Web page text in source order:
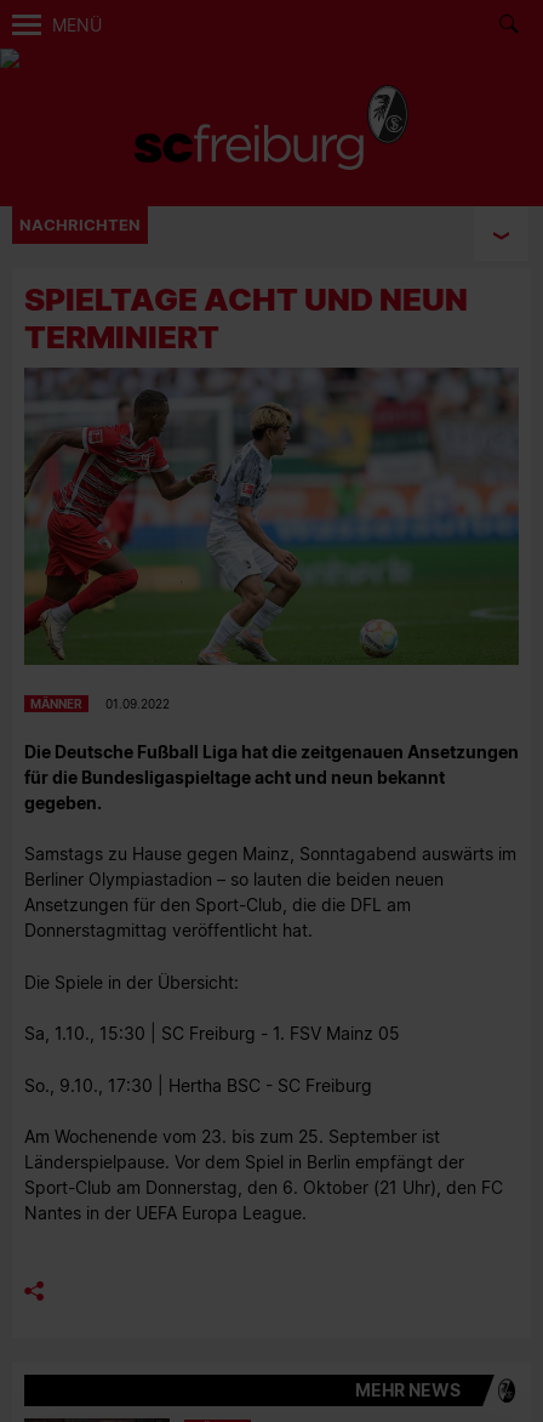
MENÜ
NACHRICHTEN
SPIELTAGE ACHT UND NEUN
TERMINIERT
MÄNNER 01.09.2022
Die Deutsche Fußball Liga hat die zeitgenauen Ansetzungen
für die Bundesligaspieltage acht und neun bekannt
gegeben.
Samstags zu Hause gegen Mainz, Sonntagabend auswärts im
Berliner Olympiastadion – so lauten die beiden neuen
Ansetzungen für den Sport-Club, die die DFL am
Donnerstagmittag veröffentlicht hat.
Die Spiele in der Übersicht:
Sa, 1.10., 15:30 | SC Freiburg - 1. FSV Mainz 05
So., 9.10., 17:30 | Hertha BSC - SC Freiburg
Am Wochenende vom 23. bis zum 25. September ist
Länderspielpause. Vor dem Spiel in Berlin empfängt der
Sport-Club am Donnerstag, den 6. Oktober (21 Uhr), den FC
Nantes in der UEFA Europa League.
MEHR NEWS